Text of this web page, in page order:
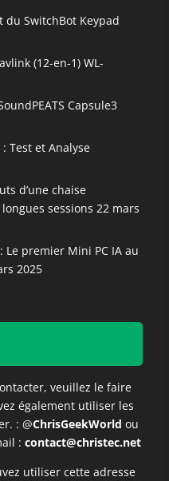
du SwitchBot Keypad
(12-en-1) WL-
Capsule3
: Test et Analyse
d’une chaise
sessions 22 mars
Le premier Mini PC IA au
2025
veuillez le faire
également utiliser les
: @ChrisGeekWorld ou
: contact@christec.net
utiliser cette adresse